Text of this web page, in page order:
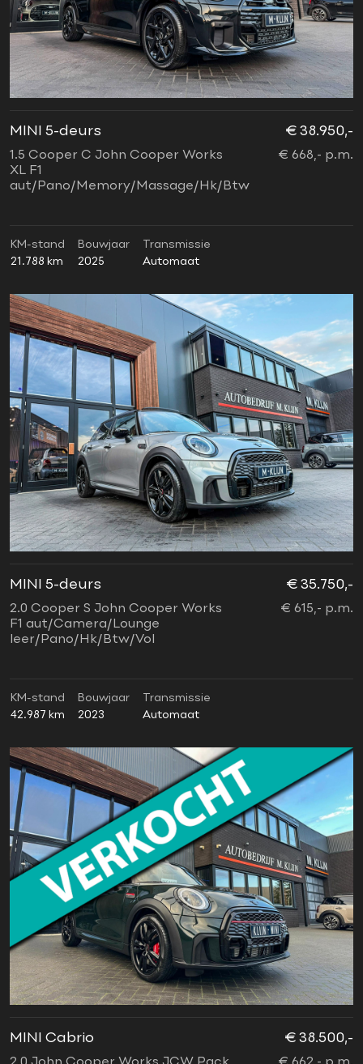
MINI 5-deurs
1.5 Cooper C John Cooper Works
XL F1
aut/Pano/Memory/Massage/Hk/Btw
€ 38.950,-
€ 668,- p.m.
KM-stand
21.788 km
Bouwjaar
2025
Transmissie
Automaat
MINI 5-deurs
2.0 Cooper S John Cooper Works
F1 aut/Camera/Lounge
leer/Pano/Hk/Btw/Vol
€ 35.750,-
€ 615,- p.m.
KM-stand
42.987 km
Bouwjaar
2023
Transmissie
Automaat
MINI Cabrio € 38.500,-